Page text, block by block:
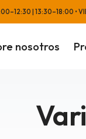
| 13:30–18:00 •
nosotros